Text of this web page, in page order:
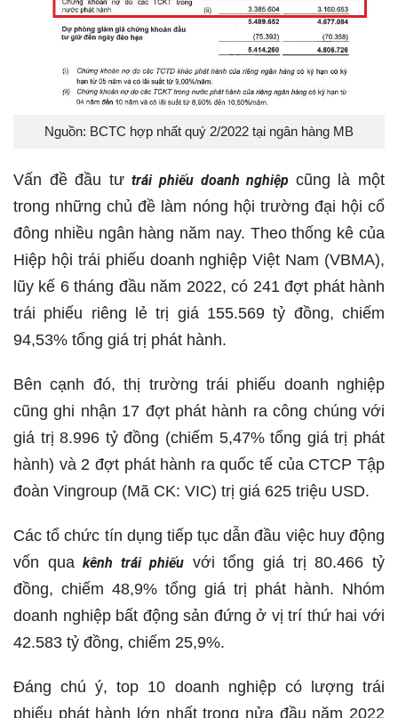
Nguồn: BCTC hợp nhất quý 2/2022 tại ngân hàng MB
Vấn đề đầu tưtrái phiếu doanh nghiệp cũng là một
trong những chủ đề làm nóng hội trường đại hội cổ
đông nhiều ngân hàng năm nay. Theo thống kê của
Hiệp hội trái phiếu doanh nghiệp Việt Nam (VBMA),
lũy kế 6 tháng đầu năm 2022, có 241 đợt phát hành
trái phiếu riêng lẻ trị giá 155.569 tỷ đồng, chiếm
94,53% tổng giá trị phát hành.
Bên cạnh đó, thị trường trái phiếu doanh nghiệp
cũng ghi nhận 17 đợt phát hành ra công chúng với
giá trị 8.996 tỷ đồng (chiếm 5,47% tổng giá trị phát
hành) và 2 đợt phát hành ra quốc tế của CTCP Tập
đoàn Vingroup (Mã CK: VIC) trị giá 625 triệu USD.
Các tổ chức tín dụng tiếp tục dẫn đầu việc huy động
vốn quakênh trái phiếuvới tổng giá trị 80.466 tỷ
đồng, chiếm 48,9% tổng giá trị phát hành. Nhóm
doanh nghiệp bất động sản đứng ở vị trí thứ hai với
42.583 tỷ đồng, chiếm 25,9%.
Đáng chú ý, top 10 doanh nghiệp có lượng trái
phiếu phát hành lớn nhất trong nửa đầu năm 2022